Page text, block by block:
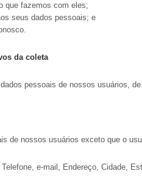
o seu lazer!
que fazemos com eles;
seus dados pessoais; e
da coleta
pessoais de nossos usuários,
de nossos usuários exceto que o
e-mail, Endereço, Cidade,